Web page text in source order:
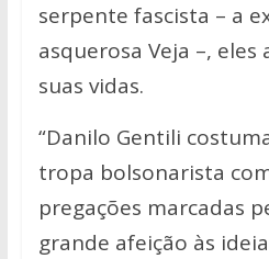
serpente fascista – a
asquerosa Veja –,
suas vidas.
“Danilo Gentili
tropa bolsonarista
pregações marcadas
grande afeição às